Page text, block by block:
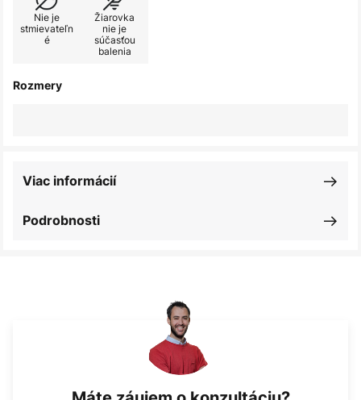
Nie je
stmievateľn
é
Žiarovka
nie je
súčasťou
balenia
Rozmery
Podrobnosti
Viac informácií